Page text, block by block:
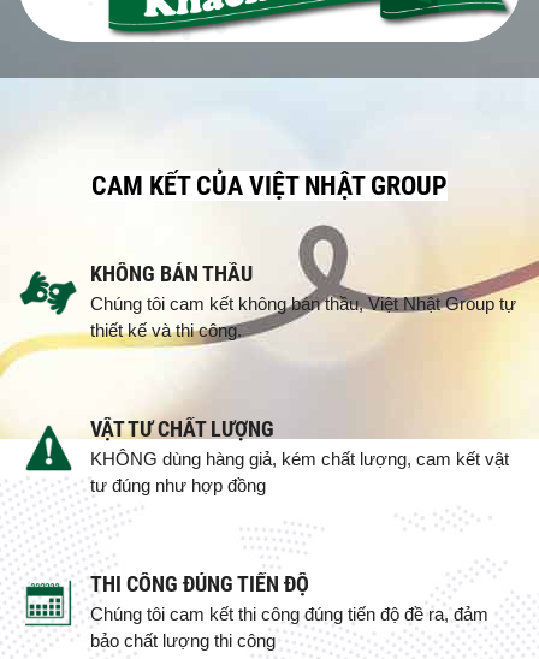
CAM KẾT CỦA VIỆT NHẬT GROUP
KHÔNG BÁN THẦU
Chúng tôi cam kết không bán thầu, Việt Nhật Group tự
thiết kế và thi công.
VẬT TƯ CHẤT LƯỢNG
KHÔNG dùng hàng giả, kém chất lượng, cam kết vật
tư đúng như hợp đồng
THI CÔNG ĐÚNG TIẾN ĐỘ
Chúng tôi cam kết thi công đúng tiến độ đề ra, đảm
bảo chất lượng thi công